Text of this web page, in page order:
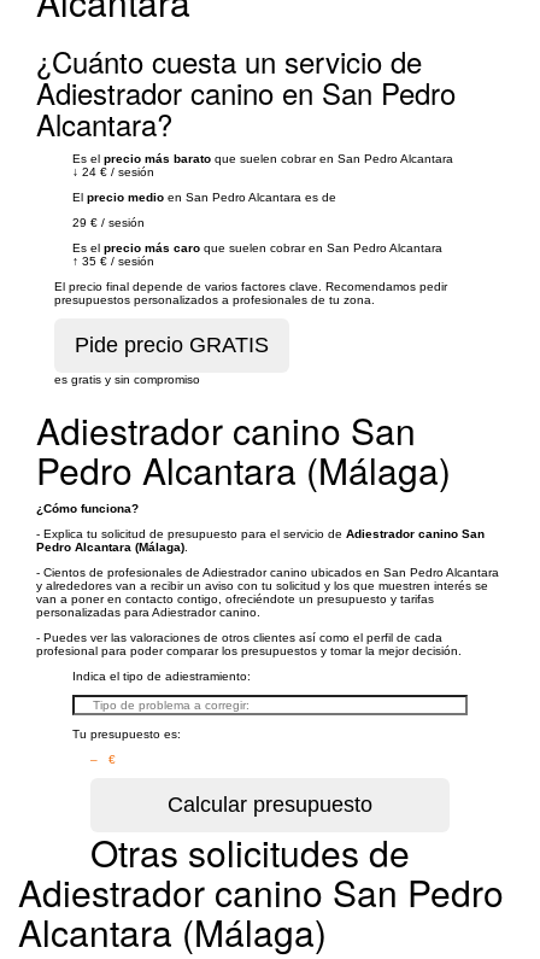
¿Cuánto cuesta un servicio de
Adiestrador canino en San Pedro
Alcantara?
Es el precio más barato que suelen cobrar en San Pedro Alcantara
↓ 24 € / sesión
El precio medio en San Pedro Alcantara es de
29 € / sesión
Es el precio más caro que suelen cobrar en San Pedro Alcantara
↑ 35 € / sesión
El precio final depende de varios factores clave. Recomendamos pedir
presupuestos personalizados a profesionales de tu zona.
es gratis y sin compromiso
Adiestrador canino San
Pedro Alcantara (Málaga)
¿Cómo funciona?
- Explica tu solicitud de presupuesto para el servicio de Adiestrador canino San
Pedro Alcantara (Málaga)
- Cientos de profesionales de Adiestrador canino ubicados en San Pedro Alcantara
y alrededores van a recibir un aviso con tu solicitud y los que muestren interés se
van a poner en contacto contigo, ofreciéndote un presupuesto y tarifas
personalizadas para Adiestrador canino.
- Puedes ver las valoraciones de otros clientes así como el perfil de cada
profesional para poder comparar los presupuestos y tomar la mejor decisión.
Indica el tipo de adiestramiento:
Tu presupuesto es:
– €
Otras solicitudes de
Adiestrador canino San Pedro
Alcantara (Málaga)